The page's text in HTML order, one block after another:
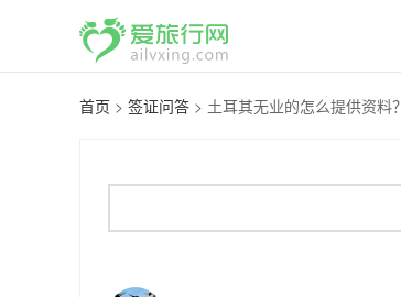
首页 > 签证问答 > 土耳其无业的怎么提供资料？